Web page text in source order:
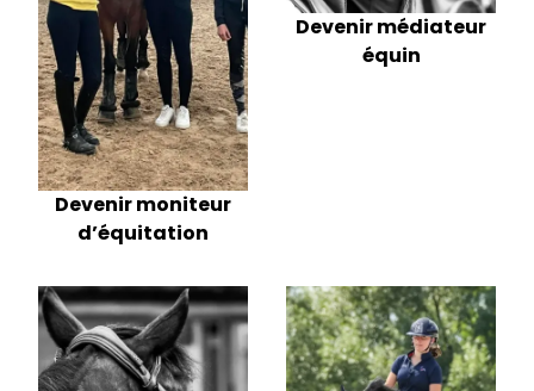
Devenir moniteur
d’équitation
Devenir médiateur
équin